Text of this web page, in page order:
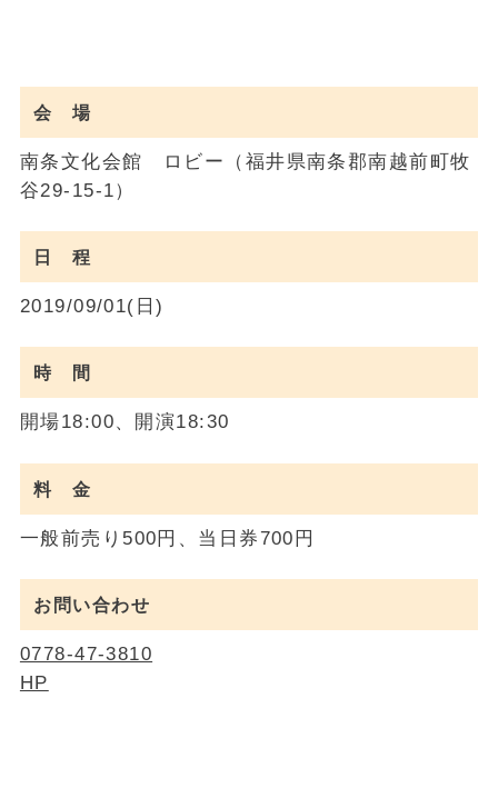
会 場
南条文化会館 ロビー（福井県南条郡南越前町牧
谷29-15-1）
日 程
2019/09/01(日)
時 間
開場18:00、開演18:30
料 金
一般前売り500円、当日券700円
お問い合わせ
0778-47-3810
HP